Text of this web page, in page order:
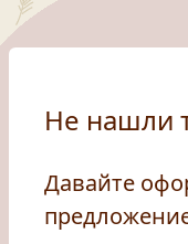
Не нашли
Давайте